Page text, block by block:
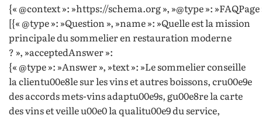
{« @context »: »https://schema.org », »@type »:
[{« @type »: »Question », »name »: »Quelle est la mission
principale du sommelier en restauration moderne
? », »acceptedAnswer »:
{« @type »: »Answer », »text »: »Le sommelier conseille
la clientu00e8le sur les vins et autres boissons, cru00e9e
des accords mets-vins adaptu00e9s, gu00e8re la carte
des vins et veille u00e0 la qualitu00e9 du service,